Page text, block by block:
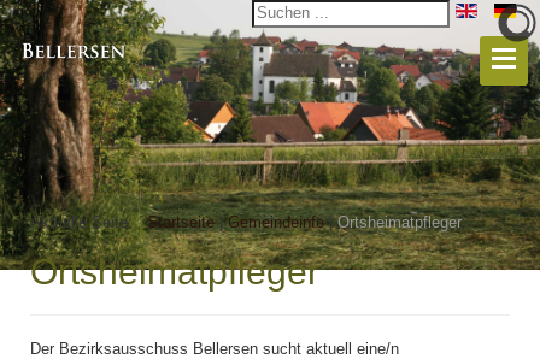
Aktuelle Seite: Startseite Gemeindeinfo | Ortsheimatpfleger
Ortsheimatpfleger
Der Bezirksausschuss Bellersen sucht aktuell eine/n